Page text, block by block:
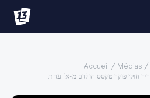
Accueil Médias